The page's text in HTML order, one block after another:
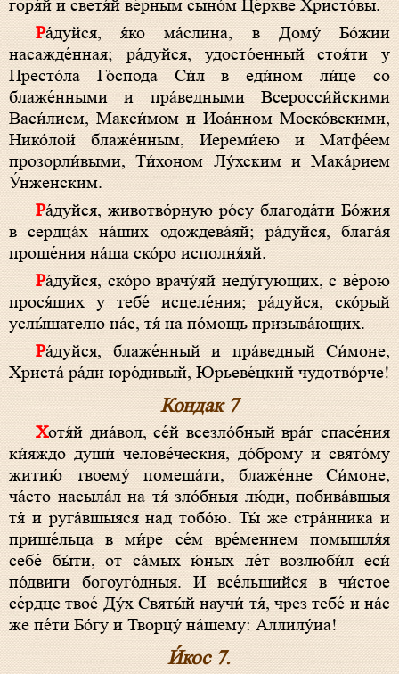
горя́й и светя́й ве́рным сыно́м Це́ркве Христо́вы.
Ра́дуйся, я́ко ма́слина, в Дому́ Бо́жии
насажде́нная; ра́дуйся, удосто́енный стоя́ти у
Престо́ла Го́спода Си́л в еди́ном ли́це со
блаже́нными и пра́ведными Всеросси́йскими
Васи́лием, Макси́мом и Иоа́нном Моско́вскими,
Нико́лой блаже́нным, Иереми́ею и Матфе́ем
прозорли́выми, Ти́хоном Лу́хским и Мака́рием
У́нженским.
Ра́дуйся, животво́рную ро́су благода́ти Бо́жия
в сердца́х на́ших одождева́яй; ра́дуйся, блага́я
проше́ния на́ша ско́ро исполня́яй.
Ра́дуйся, ско́ро врачу́яй неду́гующих, с ве́рою
прося́щих у тебе́ исцеле́ния; ра́дуйся, ско́рый
услы́шателю на́с, тя́ на по́мощь призыва́ющих.
Ра́дуйся, блаже́нный и пра́ведный Си́моне,
Христа́ ра́ди юро́дивый, Юрьеве́цкий чудотво́рче!
Кондак 7
Хотя́й диа́вол, се́й всезло́бный вра́г спасе́ния
ки́яждо души́ челове́ческия, до́брому и свято́му
житию́ твоему́ помеша́ти, блаже́нне Си́моне,
ча́сто насыла́л на тя́ зло́бныя лю́ди, побива́вшыя
тя́ и руга́вшыяся над тобо́ю. Ты́ же стра́нника и
прише́льца в ми́ре се́м вре́меннем помышля́я
себе́ бы́ти, от са́мых ю́ных ле́т возлюби́л еси́
по́двиги богоуго́дныя. И все́льшийся в чи́стое
се́рдце твое́ Ду́х Святы́й научи́ тя́, чрез тебе́ и на́с
же пе́ти Бо́гу и Творцу́ на́шему: Аллилу́иа!
И́кос 7.